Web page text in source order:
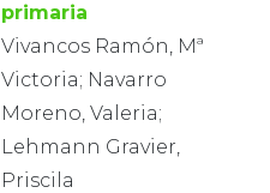
primaria
Vivancos Ramón, Mª
Victoria; Navarro
Moreno, Valeria;
Lehmann Gravier,
Priscila